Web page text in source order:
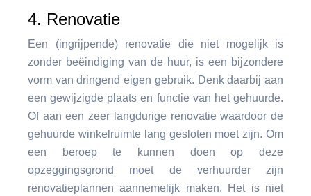
4. Renovatie
Een (ingrijpende) renovatie die niet mogelijk is
zonder beëindiging van de huur, is een bijzondere
vorm van dringend eigen gebruik. Denk daarbij aan
een gewijzigde plaats en functie van het gehuurde.
Of aan een zeer langdurige renovatie waardoor de
gehuurde winkelruimte lang gesloten moet zijn. Om
een beroep te kunnen doen op deze
opzeggingsgrond moet de verhuurder zijn
renovatieplannen aannemelijk maken. Het is niet